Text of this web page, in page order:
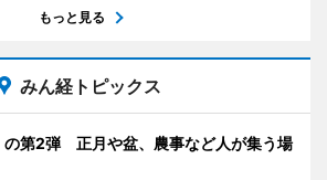
もっと見る
みん経トピックス
の第2弾 正月や盆、農事など人が集う場